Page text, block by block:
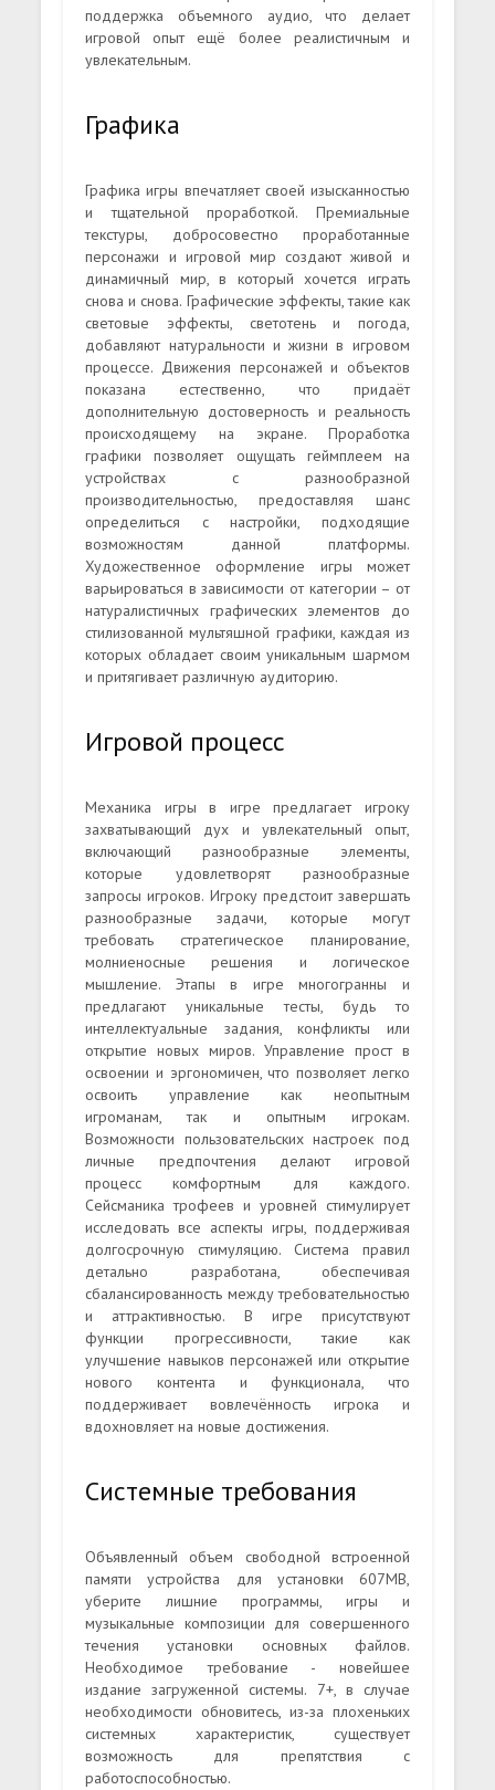
поддержка объемного аудио, что делает
игровой опыт ещё более реалистичным и
увлекательным.
Графика
Графика игры впечатляет своей изысканностью
и тщательной проработкой. Премиальные
текстуры, добросовестно проработанные
персонажи и игровой мир создают живой и
динамичный мир, в который хочется играть
снова и снова. Графические эффекты, такие как
световые эффекты, светотень и погода,
добавляют натуральности и жизни в игровом
процессе. Движения персонажей и объектов
показана естественно, что придаёт
дополнительную достоверность и реальность
происходящему на экране. Проработка
графики позволяет ощущать геймплеем на
устройствах с разнообразной
производительностью, предоставляя шанс
определиться с настройки, подходящие
возможностям данной платформы.
Художественное оформление игры может
варьироваться в зависимости от категории – от
натуралистичных графических элементов до
стилизованной мультяшной графики, каждая из
которых обладает своим уникальным шармом
и притягивает различную аудиторию.
Игровой процесс
Механика игры в игре предлагает игроку
захватывающий дух и увлекательный опыт,
включающий разнообразные элементы,
которые удовлетворят разнообразные
запросы игроков. Игроку предстоит завершать
разнообразные задачи, которые могут
требовать стратегическое планирование,
молниеносные решения и логическое
мышление. Этапы в игре многогранны и
предлагают уникальные тесты, будь то
интеллектуальные задания, конфликты или
открытие новых миров. Управление прост в
освоении и эргономичен, что позволяет легко
освоить управление как неопытным
игроманам, так и опытным игрокам.
Возможности пользовательских настроек под
личные предпочтения делают игровой
процесс комфортным для каждого.
Сейсманика трофеев и уровней стимулирует
исследовать все аспекты игры, поддерживая
долгосрочную стимуляцию. Система правил
детально разработана, обеспечивая
сбалансированность между требовательностью
и аттрактивностью. В игре присутствуют
функции прогрессивности, такие как
улучшение навыков персонажей или открытие
нового контента и функционала, что
поддерживает вовлечённость игрока и
вдохновляет на новые достижения.
Системные требования
Объявленный объем свободной встроенной
памяти устройства для установки 607MB,
уберите лишние программы, игры и
музыкальные композиции для совершенного
течения установки основных файлов.
Необходимое требование - новейшее
издание загруженной системы. 7+, в случае
необходимости обновитесь, из-за плохеньких
системных характеристик, существует
возможность для препятствия с
работоспособностью.